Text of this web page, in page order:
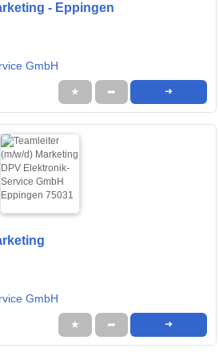
- Eppingen
GmbH
★ ➦ ➜
GmbH
★ ➦ ➜